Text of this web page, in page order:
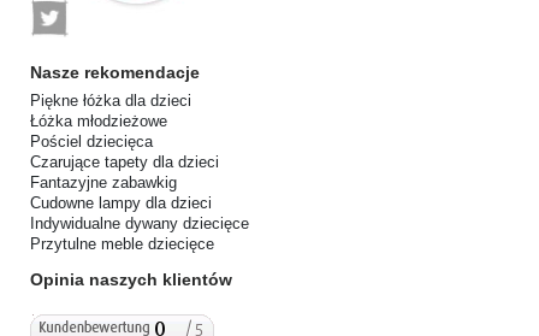
Nasze rekomendacje
Piękne łóżka dla dzieci
Łóżka młodzieżowe
Pościel dziecięca
Czarujące tapety dla dzieci
Fantazyjne zabawkig
Cudowne lampy dla dzieci
Indywidualne dywany dziecięce
Przytulne meble dziecięce
Opinia naszych klientów